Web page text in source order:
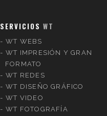
SERVICIOS WT
WT WEBS
WT IMPRESIÓN Y GRAN
FORMATO
WT REDES
WT DISEÑO GRÁFICO
WT VIDEO
WT FOTOGRAFÍA